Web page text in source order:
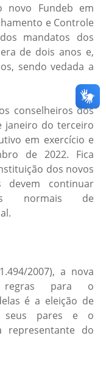
novo Fundeb em
e Controle
mandatos dos
de dois anos e,
sendo vedada a
conselheiros dos
janeiro do terceiro
em exercício e
de 2022. Fica
dos novos
devem continuar
normais de
2007), a nova
regras para o
é a eleição de
seus pares e o
representante do